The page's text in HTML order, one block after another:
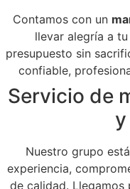
Contamos con un
llevar alegría a
presupuesto sin
confiable,
Servicio de
Nuestro grupo
experiencia,
de calidad. Llegamos